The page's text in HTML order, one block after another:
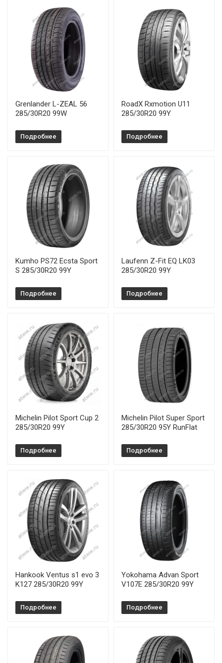
Grenlander L-ZEAL 56
285/30R20 99W
Подробнее
RoadX Rxmotion U11
285/30R20 99Y
Подробнее
Kumho PS72 Ecsta Sport
S 285/30R20 99Y
Подробнее
Laufenn Z-Fit EQ LK03
285/30R20 99Y
Подробнее
Michelin Pilot Sport Cup 2
285/30R20 99Y
Подробнее
Michelin Pilot Super Sport
285/30R20 95Y RunFlat
Подробнее
Hankook Ventus s1 evo 3
K127 285/30R20 99Y
Подробнее
Yokohama Advan Sport
V107E 285/30R20 99Y
Подробнее